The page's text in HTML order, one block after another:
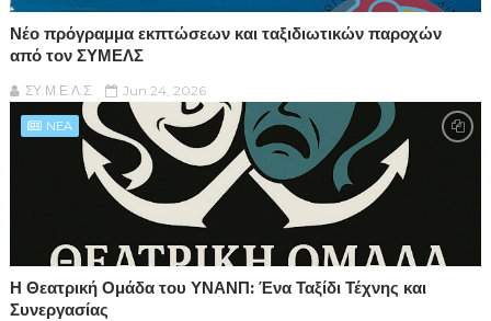
Νέο πρόγραμμα εκπτώσεων και ταξιδιωτικών παροχών
από τον ΣΥΜΕΛΣ
ΣΥ.Μ.Ε.Λ.Σ. Jun 24, 2026
NEA
Η Θεατρική Ομάδα του ΥΝΑΝΠ: Ένα Ταξίδι Τέχνης και
Συνεργασίας